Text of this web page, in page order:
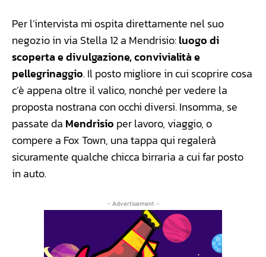
Per l’intervista mi ospita direttamente nel suo
negozio in via Stella 12 a Mendrisio:luogo di
scoperta e divulgazione, convivialità e
pellegrinaggio. Il posto migliore in cui scoprire cosa
c’è appena oltre il valico, nonché per vedere la
proposta nostrana con occhi diversi. Insomma, se
passate da Mendrisio per lavoro, viaggio, o
compere a Fox Town, una tappa qui regalerà
sicuramente qualche chicca birraria a cui far posto
in auto.
- Advertisement -